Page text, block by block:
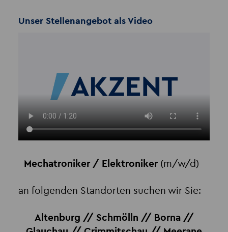
Unser Stellenangebot als Video
Mechatroniker / Elektroniker (m/w/d)
an folgenden Standorten suchen wir Sie:
Altenburg // Schmölln // Borna //